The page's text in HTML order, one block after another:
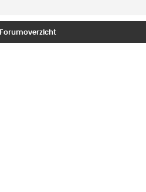
Forumoverzicht